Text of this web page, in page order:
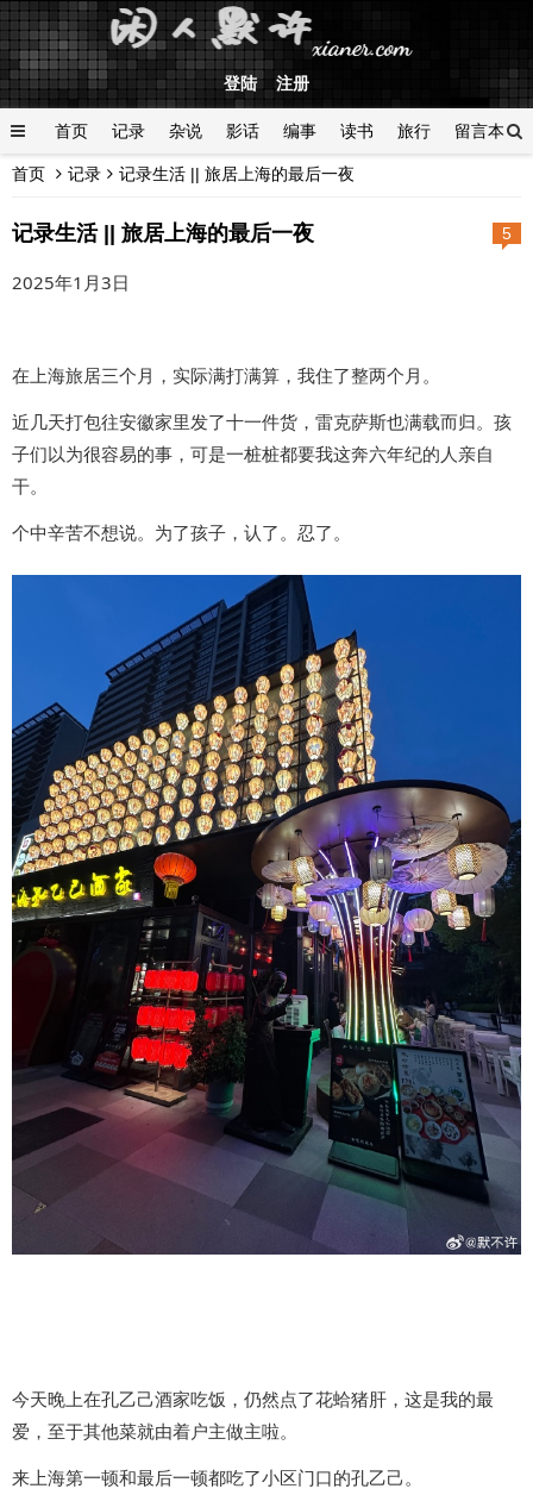
登陆 注册
首页 记录 杂说 影话 编事 读书 旅行 留言本
登陆
首页 记录 记录生活 || 旅居上海的最后一夜
5
记录生活 || 旅居上海的最后一夜
2025年1月3日
在上海旅居三个月，实际满打满算，我住了整两个月。
近几天打包往安徽家里发了十一件货，雷克萨斯也满载而归。孩
子们以为很容易的事，可是一桩桩都要我这奔六年纪的人亲自
干。
个中辛苦不想说。为了孩子，认了。忍了。
今天晚上在孔乙己酒家吃饭，仍然点了花蛤猪肝，这是我的最
爱，至于其他菜就由着户主做主啦。
来上海第一顿和最后一顿都吃了小区门口的孔乙己。